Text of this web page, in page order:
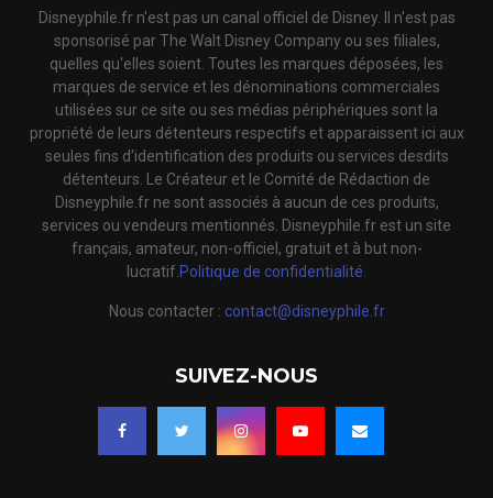
Disneyphile.fr n'est pas un canal officiel de Disney. Il n'est pas
sponsorisé par The Walt Disney Company ou ses filiales,
quelles qu'elles soient. Toutes les marques déposées, les
marques de service et les dénominations commerciales
utilisées sur ce site ou ses médias périphériques sont la
propriété de leurs détenteurs respectifs et apparaissent ici aux
seules fins d'identification des produits ou services desdits
détenteurs. Le Créateur et le Comité de Rédaction de
Disneyphile.fr ne sont associés à aucun de ces produits,
services ou vendeurs mentionnés. Disneyphile.fr est un site
français, amateur, non-officiel, gratuit et à but non-
lucratif.Politique de confidentialité.
Nous contacter : contact@disneyphile.fr
SUIVEZ-NOUS